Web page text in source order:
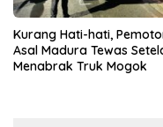
Kurang Hati-hati,
Asal Madura Tewas
Menabrak Truk Mogok